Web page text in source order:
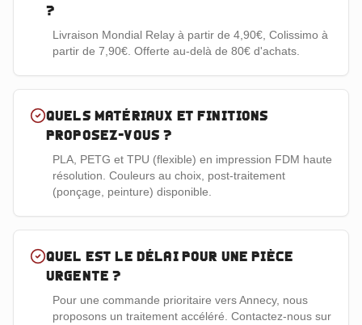
?
Livraison Mondial Relay à partir de 4,90€, Colissimo à
partir de 7,90€. Offerte au-delà de 80€ d'achats.
Quels matériaux et finitions
proposez-vous ?
PLA, PETG et TPU (flexible) en impression FDM haute
résolution. Couleurs au choix, post-traitement
(ponçage, peinture) disponible.
Quel est le délai pour une pièce
urgente ?
Pour une commande prioritaire vers Annecy, nous
proposons un traitement accéléré. Contactez-nous sur